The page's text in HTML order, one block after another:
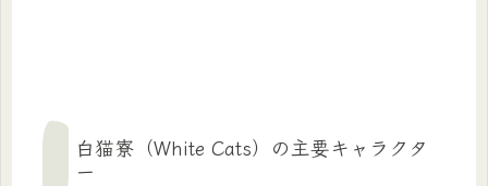
白猫寮（White Cats）の主要キャラクタ
ー